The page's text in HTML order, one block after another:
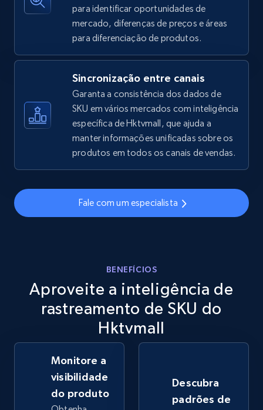
Seller reviews, Breadcrumbs, Root category, and
2.5K+ 359+ Comece agora
URL, Product id, Title, Seller name, Seller rating,
359+ Comece agora
eBay - Collect products from shops on eBay
URL, Product id, Title, Seller name, Seller rating,
Seller reviews, Breadcrumbs, Root category, and
more.
2.5K+ Comece agora
para identificar oportunidades de
mercado, diferenças de preços e áreas
para diferenciação de produtos.
Sincronização entre canais
Garanta a consistência dos dados de
SKU em vários mercados com inteligência
específica de Hktvmall, que ajuda a
manter informações unificadas sobre os
produtos em todos os canais de vendas.
Fale com um especialista
BENEFÍCIOS
Aproveite a inteligência de
rastreamento de SKU do
Hktvmall
Monitore a
visibilidade
do produto
Descubra
padrões de